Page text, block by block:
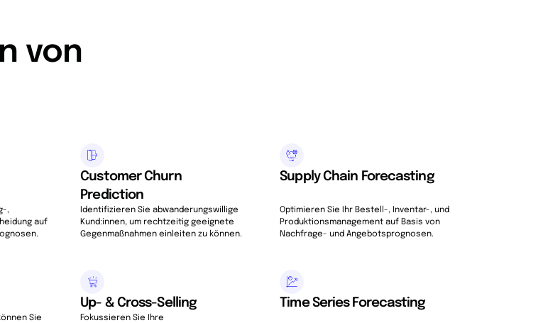
von
,
auf
Customer Churn
Prediction
Identifizieren Sie abwanderungswillige
Kund:innen, um rechtzeitig geeignete
Gegenmaßnahmen einleiten zu können.
Supply Chain Forecasting
Optimieren Sie Ihr Bestell-, Inventar-, und
Produktionsmanagement auf Basis von
Nachfrage- und Angebotsprognosen.
Sie
Up- & Cross-Selling
Fokussieren Sie Ihre
Time Series Forecasting